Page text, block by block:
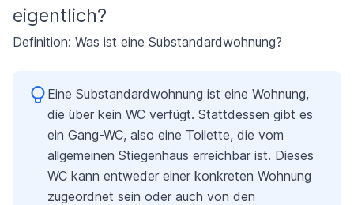
eigentlich?
Definition: Was ist eine Substandardwohnung?
Eine Substandardwohnung ist eine Wohnung,
die über kein WC verfügt. Stattdessen gibt es
ein Gang-WC, also eine Toilette, die vom
allgemeinen Stiegenhaus erreichbar ist. Dieses
WC kann entweder einer konkreten Wohnung
zugeordnet sein oder auch von den